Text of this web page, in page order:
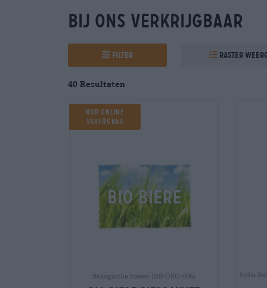
Bij ons verkrijgbaar
Filter Raster
40 Resultaten
Nur Online
verfügbar
Biologische bieren (DE-ÖKO-006)
India